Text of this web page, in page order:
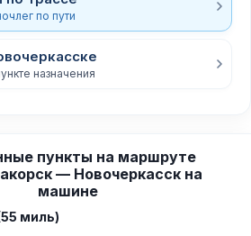
по пути
назначения
пункты на маршруте
— Новочеркасск на
машине
миль)